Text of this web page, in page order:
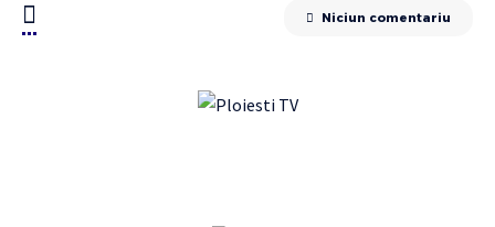
Niciun comentariu